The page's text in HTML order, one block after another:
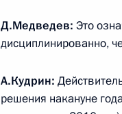
13 декабря 2010 года,
Недавние события
Д.Медведев: Это
дисциплинированно,
А.Кудрин:
решения накануне